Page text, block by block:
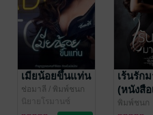
เมียน้อยขึ้นแท่น
ช่อมาลี / พิมพ์ชนก
นิยายโรมานซ์
เร้นรัก
(หนังสือ
พิมพ์ชนก